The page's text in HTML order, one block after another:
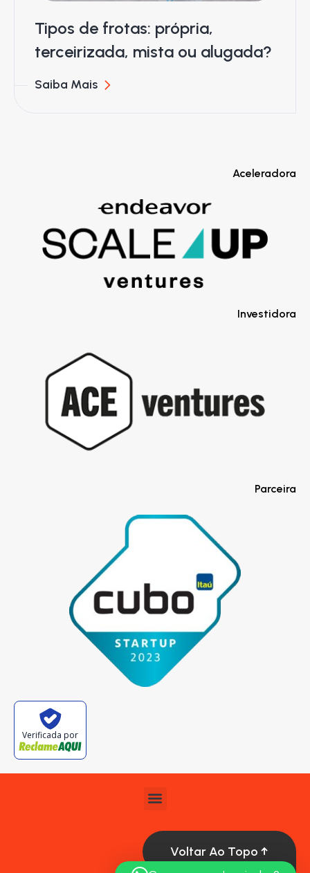
Tipos de frotas: própria,
terceirizada, mista ou alugada?
Saiba Mais
Aceleradora
Investidora
Parceira
Verificada por
Voltar Ao Topo ↑